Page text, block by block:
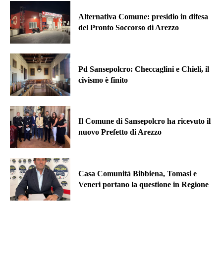
Alternativa Comune: presidio in difesa
del Pronto Soccorso di Arezzo
Pd Sansepolcro: Checcaglini e Chieli, il
civismo è finito
Il Comune di Sansepolcro ha ricevuto il
nuovo Prefetto di Arezzo
Casa Comunità Bibbiena, Tomasi e
Veneri portano la questione in Regione